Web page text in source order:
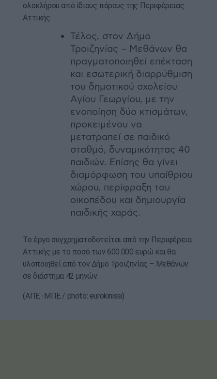
ολοκλήρου από ίδιους πόρους της Περιφέρειας
Αττικής.
Τέλος, στον Δήμο
Τροιζηνίας – Μεθάνων θα
πραγματοποιηθεί επέκταση
και εσωτερική διαρρύθμιση
του δημοτικού σχολείου
Αγίου Γεωργίου, με την
ενοποίηση δύο κτισμάτων,
προκειμένου να
μετατραπεί σε παιδικό
σταθμό, δυναμικότητας 40
παιδιών. Επίσης θα γίνει
διαμόρφωση του υπαίθριου
χώρου, περίφραξη του
οικοπέδου και δημιουργία
παιδικής χαράς.
Το έργο συγχρηματοδοτείται από την Περιφέρεια
Αττικής με το ποσό των 600.000 ευρώ και θα
υλοποιηθεί από τον Δήμο Τροιζηνίας – Μεθάνων
σε διάστημα 42 μηνών.
(ΑΠΕ -ΜΠΕ / photo: eurokinissi)